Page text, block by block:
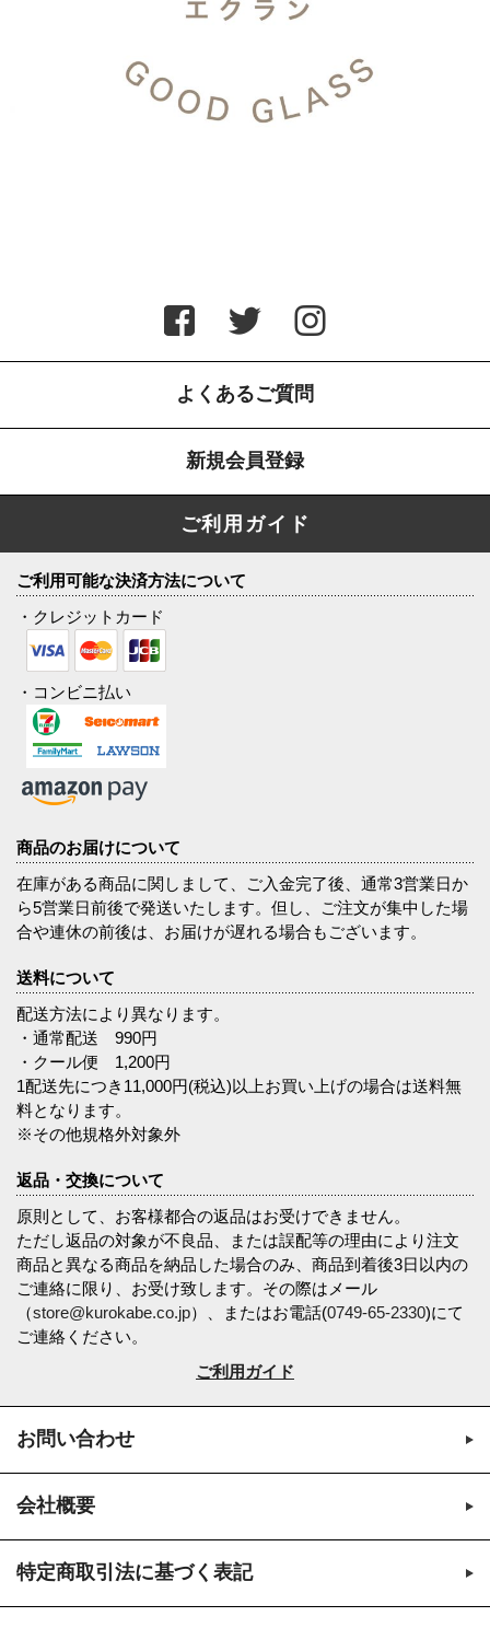
よくあるご質問
新規会員登録
ご利用ガイド
ご利用可能な決済方法について
・クレジットカード
・コンビニ払い
商品のお届けについて
在庫がある商品に関しまして、ご入金完了後、通常3営業日か
ら5営業日前後で発送いたします。但し、ご注文が集中した場
合や連休の前後は、お届けが遅れる場合もございます。
送料について
配送方法により異なります。
・通常配送 990円
・クール便 1,200円
1配送先につき11,000円(税込)以上お買い上げの場合は送料無
料となります。
※その他規格外対象外
返品・交換について
原則として、お客様都合の返品はお受けできません。
ただし返品の対象が不良品、または誤配等の理由により注文
商品と異なる商品を納品した場合のみ、商品到着後3日以内の
ご連絡に限り、お受け致します。その際はメール
（store@kurokabe.co.jp）、またはお電話(0749-65-2330)にて
ご連絡ください。
ご利用ガイド
お問い合わせ
会社概要
特定商取引法に基づく表記